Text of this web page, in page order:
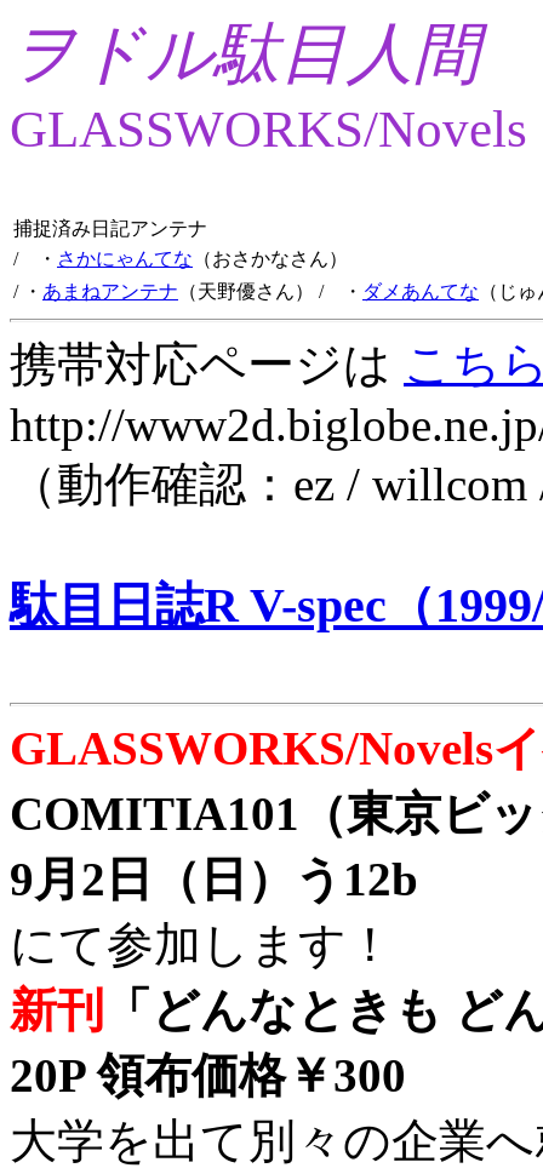
ヲドル駄目人間
GLASSWORKS/Novels
捕捉済み日記アンテナ
/ ・ さかにゃんてな （おさかなさん）
/ ・ あまねアンテナ （天野優さん） / ・ ダメあんてな （じ
携帯対応ページは こち
http://
（動作確認：ez /
駄目日誌R V-spec（
GLASSWORKS/Novels
COMITIA101（東京ビ
9月2日（日）う12b
にて参加します！
新刊
「どんなときも ど
20P 領布価格￥300
大学を出て別々の企業